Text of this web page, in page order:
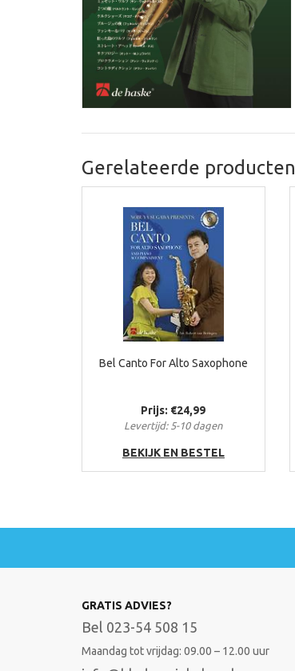
Gerelateerde producten
Bel Canto For Alto Saxophone
Prijs: €24,99
Levertijd: 5-10 dagen
BEKIJK EN BESTEL
GRATIS ADVIES?
Bel 023-54 508 15
Maandag tot vrijdag: 09.00 – 12.00 uur